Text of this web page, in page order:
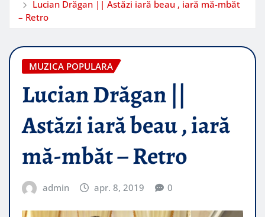
Lucian Drăgan || Astăzi iară beau , iară mă-mbăt
– Retro
MUZICA POPULARA
Lucian Drăgan ||
Astăzi iară beau , iară
mă-mbăt – Retro
admin apr. 8, 2019 0